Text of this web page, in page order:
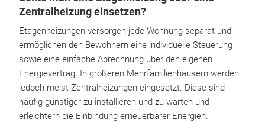
Zentralheizung einsetzen?
Etagenheizungen versorgen jede Wohnung separat und
ermöglichen den Bewohnern eine individuelle Steuerung
sowie eine einfache Abrechnung über den eigenen
Energievertrag. In größeren Mehrfamilienhäusern werden
jedoch meist Zentralheizungen eingesetzt. Diese sind
häufig günstiger zu installieren und zu warten und
erleichtern die Einbindung erneuerbarer Energien.